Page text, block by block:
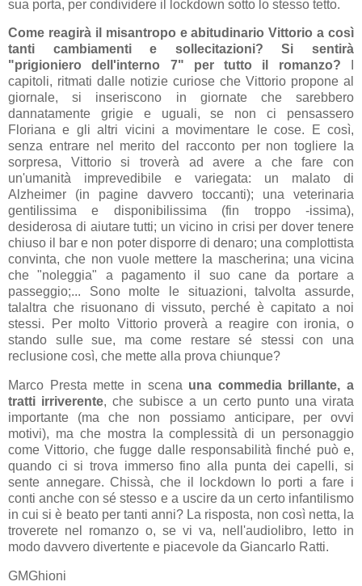
sua porta, per condividere il lockdown sotto lo stesso tetto.
Come reagirà il misantropo e abitudinario Vittorio a così
tanti cambiamenti e sollecitazioni? Si sentirà
"prigioniero dell'interno 7" per tutto il romanzo?
capitoli, ritmati dalle notizie curiose che Vittorio propone al
giornale, si inseriscono in giornate che sarebbero
dannatamente grigie e uguali, se non ci pensassero
Floriana e gli altri vicini a movimentare le cose. E così,
senza entrare nel merito del racconto per non togliere la
sorpresa, Vittorio si troverà ad avere a che fare con
un'umanità imprevedibile e variegata: un malato di
Alzheimer (in pagine davvero toccanti); una veterinaria
gentilissima e disponibilissima (fin troppo -issima),
desiderosa di aiutare tutti; un vicino in crisi per dover tenere
chiuso il bar e non poter disporre di denaro; una complottista
convinta, che non vuole mettere la mascherina; una vicina
che "noleggia" a pagamento il suo cane da portare a
passeggio;... Sono molte le situazioni, talvolta assurde,
talaltra che risuonano di vissuto, perché è capitato a noi
stessi. Per molto Vittorio proverà a reagire con ironia, o
stando sulle sue, ma come restare sé stessi con una
reclusione così, che mette alla prova chiunque?
Marco Presta mette in scena una commedia brillante, a
tratti irriverente, che subisce a un certo punto una virata
importante (ma che non possiamo anticipare, per ovvi
motivi), ma che mostra la complessità di un personaggio
come Vittorio, che fugge dalle responsabilità finché può e,
quando ci si trova immerso fino alla punta dei capelli, si
sente annegare. Chissà, che il lockdown lo porti a fare i
conti anche con sé stesso e a uscire da un certo infantilismo
in cui si è beato per tanti anni? La risposta, non così netta, la
troverete nel romanzo o, se vi va, nell'audiolibro, letto in
modo davvero divertente e piacevole da Giancarlo Ratti.
GMGhioni